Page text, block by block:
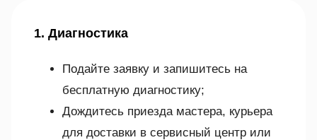
1. Диагностика
Подайте заявку и запишитесь на
бесплатную диагностику;
Дождитесь приезда мастера, курьера
для доставки в сервисный центр или